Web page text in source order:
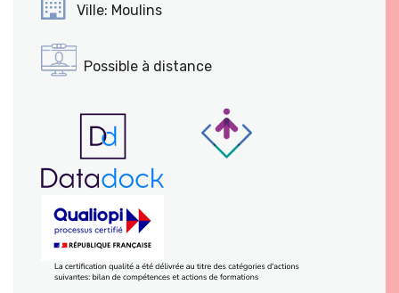
Ville: Moulins
Possible à distance